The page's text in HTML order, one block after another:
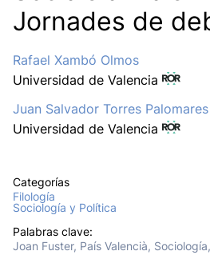
Jornades de
Rafael Xambó Olmos
Universidad de Valencia
Juan Salvador Torres Palomares
Universidad de Valencia
Categorías
Filología
Sociología y Política
Palabras clave:
Joan Fuster, País Valencià,